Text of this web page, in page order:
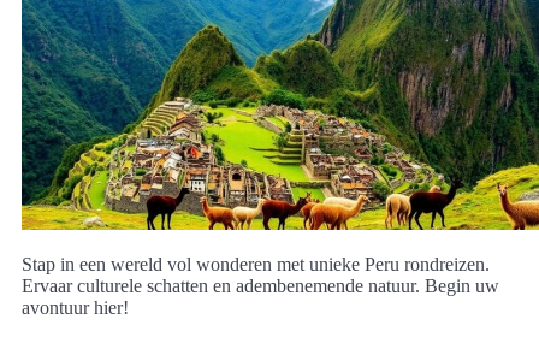
Stap in een wereld vol wonderen met unieke Peru rondreizen.
Ervaar culturele schatten en adembenemende natuur. Begin uw
avontuur hier!